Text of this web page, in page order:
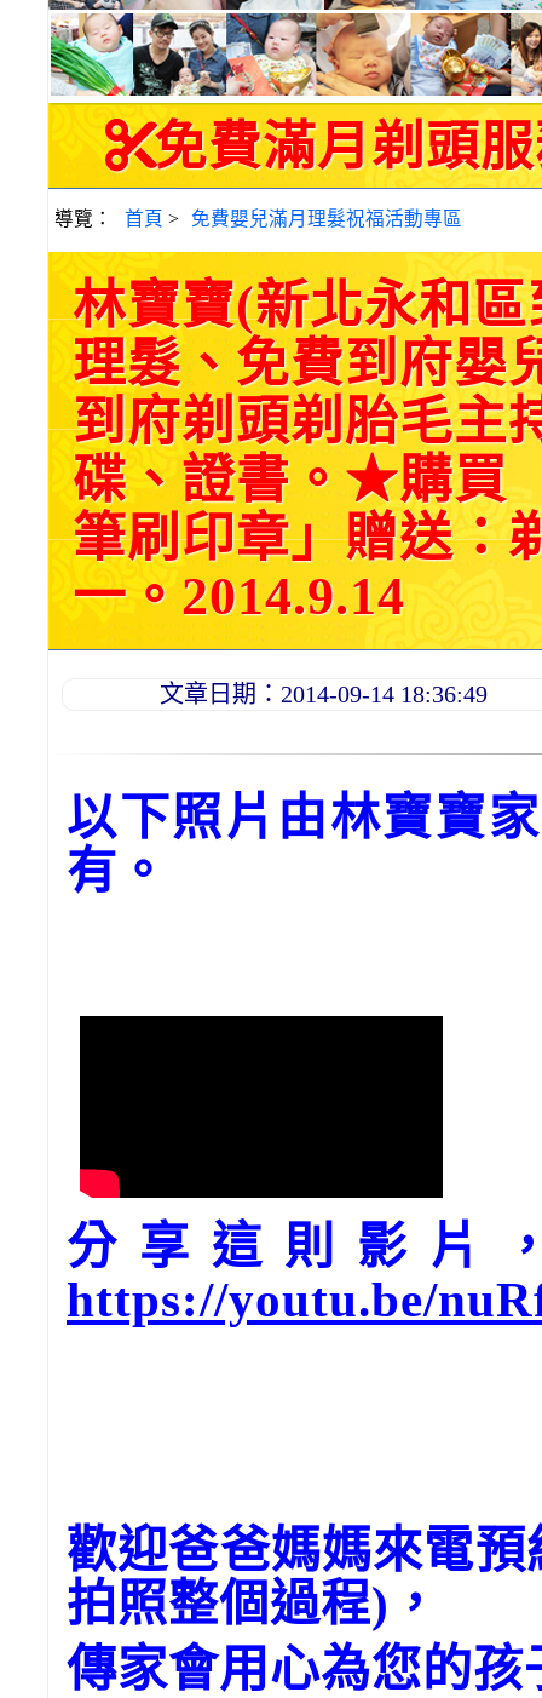
免費滿月剃頭服
導覽： 首頁 > 免費嬰兒滿月理髮祝福活動專區
林寶寶(新北永和
理髮、免費到府嬰
到府剃頭剃胎毛主
碟、證書。★購買
筆刷印章」贈送：
一。2014.9.14
文章日期：2014-09-14 18:36:49
以下照片由林寶寶
有。
分享這則影片
https://youtu.be/
歡迎爸爸媽媽來電
拍照整個過程)，
傳家會用心為您的